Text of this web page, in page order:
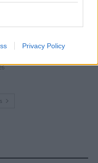
Privacy Policy
el cartell musical de les